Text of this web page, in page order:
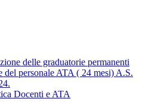
delle graduatorie permanenti
del personale ATA ( 24 mesi) A.S.
Docenti e ATA